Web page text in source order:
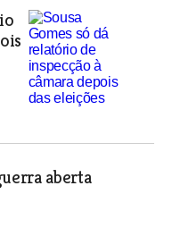
aberta